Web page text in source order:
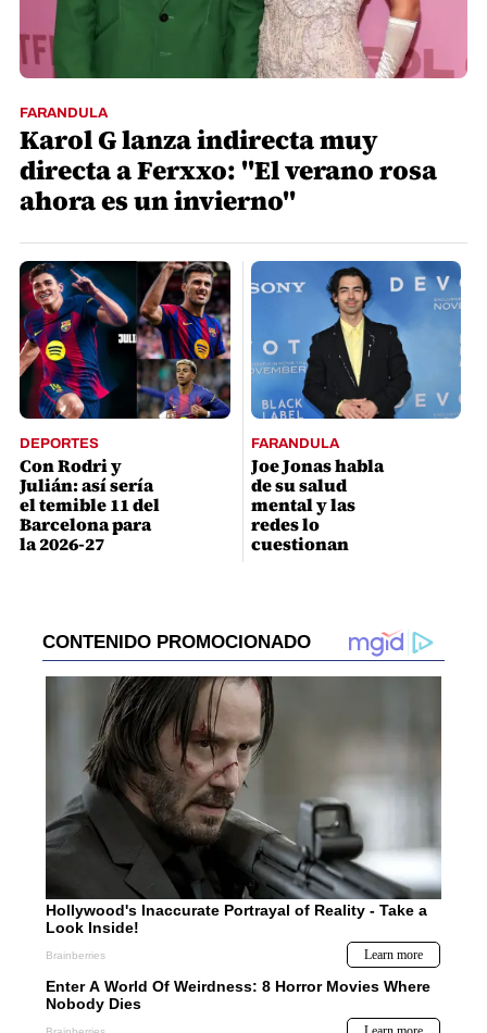
FARANDULA
Karol G lanza indirecta muy
directa a Ferxxo: "El verano rosa
ahora es un invierno"
DEPORTES
Con Rodri y
Julián: así sería
el temible 11 del
Barcelona para
la 2026-27
FARANDULA
Joe Jonas habla
de su salud
mental y las
redes lo
cuestionan